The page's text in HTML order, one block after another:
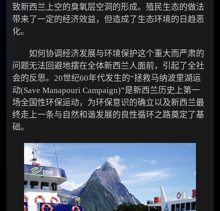
致新西兰上空的臭氧层空洞的形成。殖民生态的做法
带来了一定的经济效益，但造成了生态环境的日趋恶
化。
如何协调经济发展与环境保护这个重大而严肃的
问题无法回避地摆在全体新西兰人面前，引起了全社
会的反思。20世纪60年代发生的“拯救马纳波里湖运
动(Save Manapouri Campaign)”是新西兰历史上第一
场全国性环保运动，为环保意识的确立以及新西兰最
终走上一条与自然和谐发展的良性循环之路奠定了基
础。